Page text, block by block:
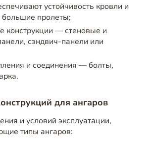
устойчивость кровли и
пролеты;
— стеновые и
сэндвич-панели или
и соединения — болты,
для ангаров
и условий эксплуатации,
типы ангаров: